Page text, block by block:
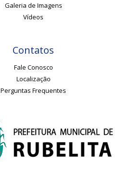
Galeria de Imagens
Vídeos
Contatos
Fale Conosco
Localização
Perguntas Frequentes